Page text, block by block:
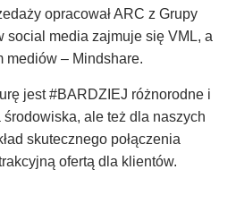
opracował ARC z Grupy
social media zajmuje się VML, a
mediów – Mindshare.
jest #BARDZIEJ różnorodne i
ale też dla naszych
skutecznego połączenia
ofertą dla klientów.